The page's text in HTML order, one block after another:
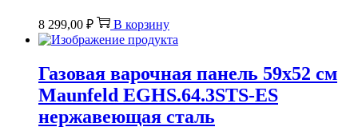
8 299,00 ₽ В корзину
Газовая варочная панель 59х52 см
Maunfeld EGHS.64.3STS-ES
нержавеющая сталь